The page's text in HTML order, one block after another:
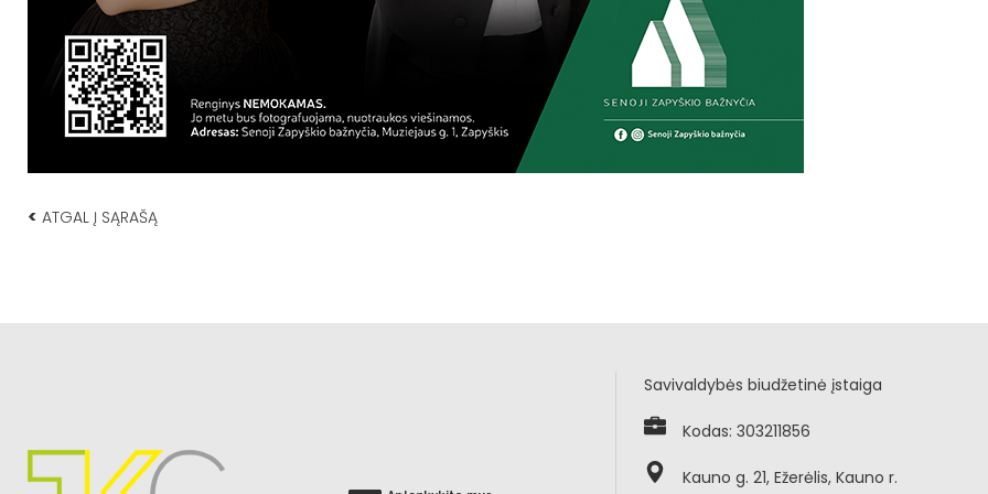
< ATGAL Į SĄRAŠĄ
Savivaldybės biudžetinė įstaiga
Kodas: 303211856
Kauno g. 21, Ežerėlis, Kauno r.